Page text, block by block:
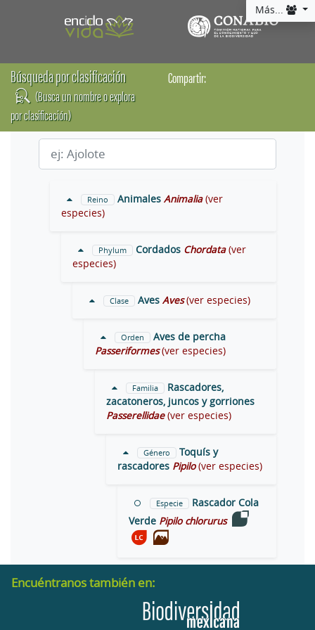
Más...
Búsqueda por clasificación
(Busca un nombre o explora
por clasificación)
Compartir:
Reino Animales Animalia (ver
especies)
Phylum Cordados Chordata (ver
especies)
Clase Aves Aves (ver especies)
Orden
Aves de percha
Passeriformes (ver especies)
Familia
Rascadores,
zacatoneros, juncos y gorriones
Passerellidae (ver especies)
Género
Toquís y
rascadores Pipilo (ver especies)
Especie
Rascador Cola
Verde Pipilo chlorurus
Encuéntranos también en: